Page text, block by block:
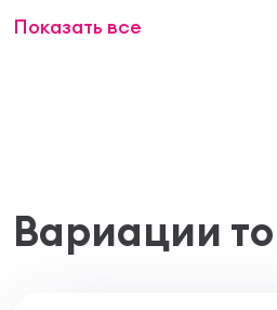
Содержит невымываемый
Чем наносить? - Кисть,
вымачивание или
Показать все
Вариации